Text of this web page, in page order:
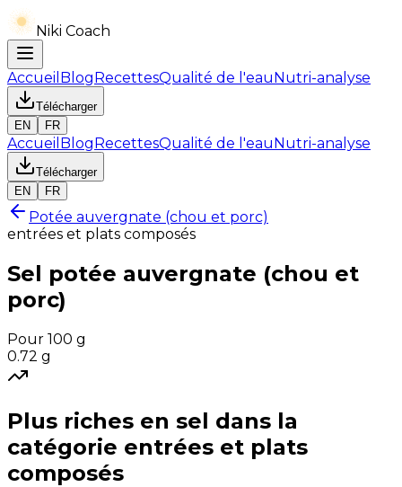
Niki Coach
Accueil BlogRecettesQualité de l'eauNutri-analyse
Télécharger
EN
FR
Accueil BlogRecettesQualité de l'eauNutri-analyse
Télécharger
EN
FR
Potée auvergnate (chou et porc)
entrées et plats composés
Sel potée auvergnate (chou et
porc)
Pour 100 g
0.72 g
Plus riches en sel dans la
catégorie entrées et plats
composés